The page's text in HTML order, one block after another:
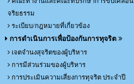
จริยธรรม
ระเบียบ/กฎหมายที่เกี่ยวข้อง
การดำเนินการเพื่อป้องกันการทุจริต
เจตจำนงสุจริตของผู้บริหาร
การมีส่วนร่วมของผู้บริหาร
การประเมินความเสี่ยงการทุจริต ประจำปี